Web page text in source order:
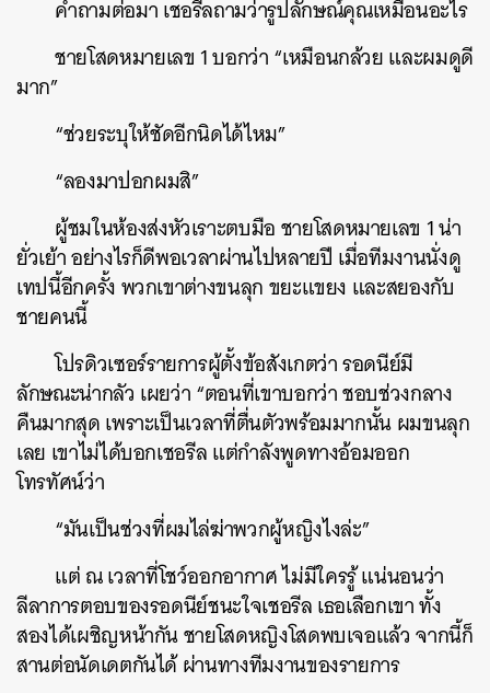
คำถามต่อมา เชอรีลถามว่ารูปลักษณ์คุณเหมือนอะไร
ชายโสดหมายเลข 1 บอกว่า “เหมือนกล้วย และผมดูดี
มาก”
“ช่วยระบุให้ชัดอีกนิดได้ไหม”
“ลองมาปอกผมสิ”
ผู้ชมในห้องส่งหัวเราะตบมือ ชายโสดหมายเลข 1 น่า
ยั่วเย้า อย่างไรก็ดีพอเวลาผ่านไปหลายปี เมื่อทีมงานนั่งดู
เทปนี้อีกครั้ง พวกเขาต่างขนลุก ขยะแขยง และสยองกับ
ชายคนนี้
โปรดิวเซอร์รายการผู้ตั้งข้อสังเกตว่า รอดนีย์มี
ลักษณะน่ากลัว เผยว่า “ตอนที่เขาบอกว่า ชอบช่วงกลาง
คืนมากสุด เพราะเป็นเวลาที่ตื่นตัวพร้อมมากนั้น ผมขนลุก
เลย เขาไม่ได้บอกเชอรีล แต่กำลังพูดทางอ้อมออก
โทรทัศน์ว่า
“มันเป็นช่วงที่ผมไล่ฆ่าพวกผู้หญิงไงล่ะ”
แต่ ณ เวลาที่โชว์ออกอากาศ ไม่มีใครรู้ แน่นอนว่า
ลีลาการตอบของรอดนีย์ชนะใจเชอรีล เธอเลือกเขา ทั้ง
สองได้เผชิญหน้ากัน ชายโสดหญิงโสดพบเจอแล้ว จากนี้ก็
สานต่อนัดเดตกันได้ ผ่านทางทีมงานของรายการ